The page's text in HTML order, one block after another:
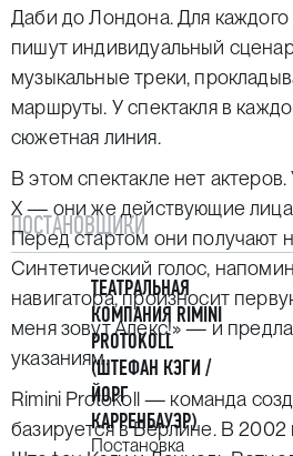
Даби до Лондона. Для каждого
пишут индивидуальный
музыкальные треки,
маршруты. У спектакля в
сюжетная линия.
В этом спектакле нет
Х — они же действующие лица
Перед стартом они получают
Синтетический голос,
навигатора, произносит
меня зовут Алекс!» — и
указаниям.
Rimini Protokoll — команда
базируется в Берлине. В 2002
ПОСТАНОВЩИКИ
ТЕАТРАЛЬНАЯ
КОМПАНИЯ RIMINI
PROTOKOLL
(ШТЕФАН КЭГИ /
ЙОРГ
КАРРЕНБАУЭР)
Постановка